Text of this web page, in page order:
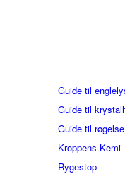
Guide til
Guide til
Guide til røgelse
Kroppens Kemi
Rygestop